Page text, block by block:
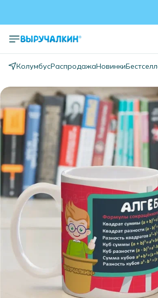
КолумбусРаспродажаНовинки